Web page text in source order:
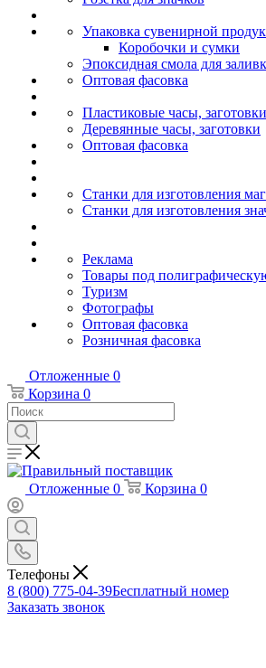
Упаковка сувенирной
Коробочки и сумки
Эпоксидная смола для
Оптовая фасовка
Пластиковые часы, заготовки
Деревянные часы, заготовки
Оптовая фасовка
Станки для изготовления
Станки для изготовления
Реклама
Товары под
Туризм
Фотографы
Оптовая фасовка
Розничная фасовка
Отложенные 0
Корзина 0
Отложенные 0 Корзина 0
Телефоны
8 (800) 775-04-39Бесплатный номер
Заказать звонок